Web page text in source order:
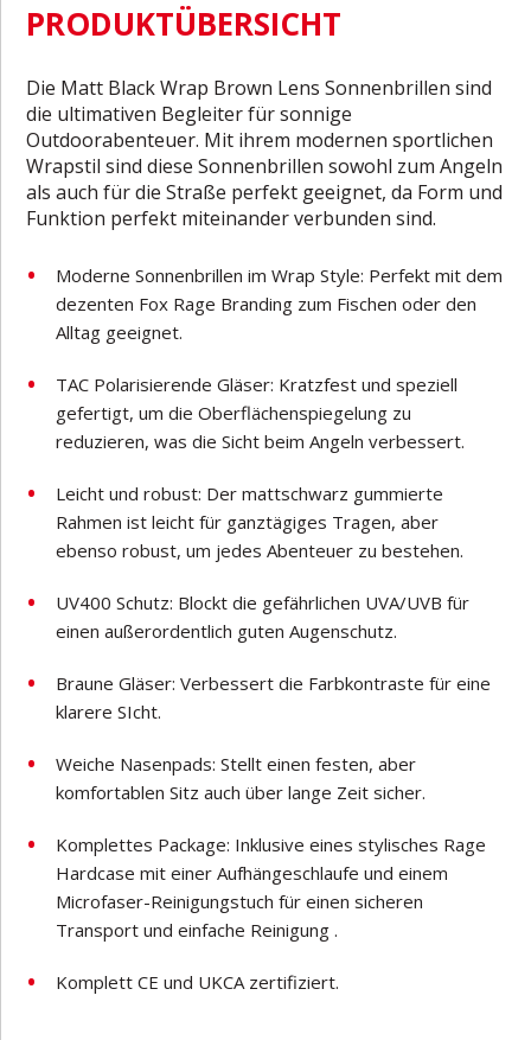
PRODUKTÜBERSICHT
Die Matt Black Wrap Brown Lens Sonnenbrillen sind
die ultimativen Begleiter für sonnige
Outdoorabenteuer. Mit ihrem modernen sportlichen
Wrapstil sind diese Sonnenbrillen sowohl zum Angeln
als auch für die Straße perfekt geeignet, da Form und
Funktion perfekt miteinander verbunden sind.
Moderne Sonnenbrillen im Wrap Style: Perfekt mit dem
dezenten Fox Rage Branding zum Fischen oder den
Alltag geeignet.
TAC Polarisierende Gläser: Kratzfest und speziell
gefertigt, um die Oberflächenspiegelung zu
reduzieren, was die Sicht beim Angeln verbessert.
Leicht und robust: Der mattschwarz gummierte
Rahmen ist leicht für ganztägiges Tragen, aber
ebenso robust, um jedes Abenteuer zu bestehen.
UV400 Schutz: Blockt die gefährlichen UVA/UVB für
einen außerordentlich guten Augenschutz.
Braune Gläser: Verbessert die Farbkontraste für eine
klarere SIcht.
Weiche Nasenpads: Stellt einen festen, aber
komfortablen Sitz auch über lange Zeit sicher.
Komplettes Package: Inklusive eines stylisches Rage
Hardcase mit einer Aufhängeschlaufe und einem
Microfaser-Reinigungstuch für einen sicheren
Transport und einfache Reinigung .
Komplett CE und UKCA zertifiziert.